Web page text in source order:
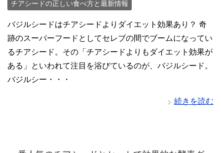
チアシードの正しい食べ方と最新情報
バジルシードはチアシードよりダイエット効果あり？ 奇
跡のスーパーフードとしてセレブの間でブームになってい
るチアシード。その「チアシードよりもダイエット効果が
ある」といわれて注目を浴びているのが、バジルシード。
バジルシー・・・
続きを読む